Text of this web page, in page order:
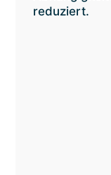
reduziert.